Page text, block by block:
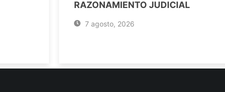
RAZONAMIENTO JUDICIAL
7 agosto, 2026